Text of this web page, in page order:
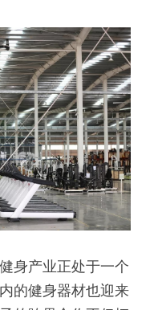
身产业正处于一个
的健身器材也迎来